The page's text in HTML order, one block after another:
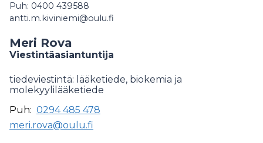
Puh: 0400 439588
antti.m.kiviniemi@oulu.fi
Meri Rova
Viestintäasiantuntija
tiedeviestintä: lääketiede, biokemia ja
molekyylilääketiede
Puh: 0294 485 478
meri.rova@oulu.fi